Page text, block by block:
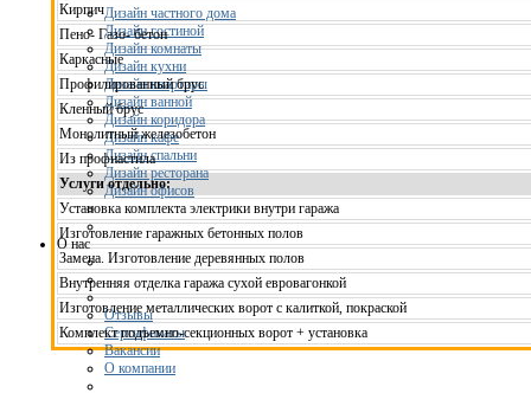
Дизайн частного дома
Дизайн гостиной
Дизайн комнаты
Дизайн кухни
Дизайн квартиры
Дизайн ванной
Дизайн коридора
Дизайн кафе
Дизайн спальни
Дизайн ресторана
Дизайн офисов
О нас
Отзывы
Сертификаты
Вакансии
О компании
Кирпич
Пено- Газо- бетон
Каркасные
Профилированный брус
Кленный брус
Монолитный железобетон
Из профнастила
Услуги отдельно:
Установка комплекта электрики внутри гаража
Изготовление гаражных бетонных полов
Замена. Изготовление деревянных полов
Внутренняя отделка гаража сухой евровагонкой
Изготовление металлических ворот с калиткой, покраской
Комплект подъемно-секционных ворот + установка